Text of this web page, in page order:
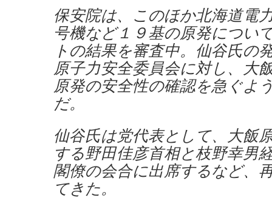
保安院は、このほか北海道電
号機など１９基の原発につい
トの結果を審査中。仙谷氏の
原子力安全委員会に対し、大
原発の安全性の確認を急ぐよ
だ。
仙谷氏は党代表として、大飯
する野田佳彦首相と枝野幸男
閣僚の会合に出席するなど、
てきた。